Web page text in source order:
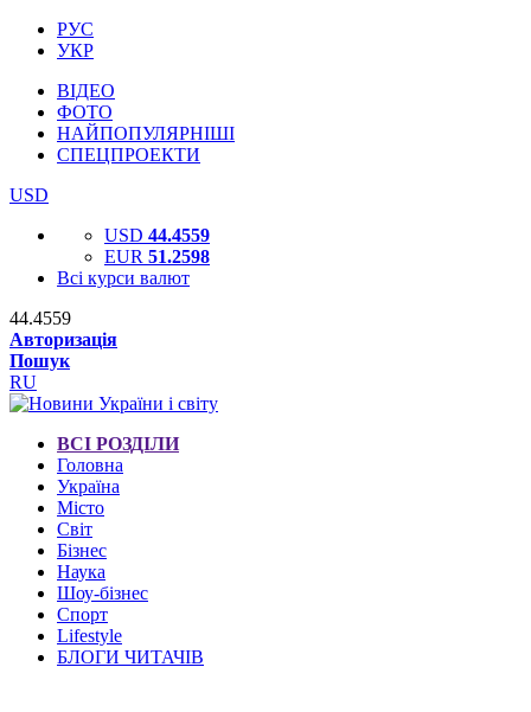
РУС
УКР
ВІДЕО
ФОТО
НАЙПОПУЛЯРНІШІ
СПЕЦПРОЕКТИ
USD
USD 44.4559
EUR 51.2598
Всі курси валют
44.4559
Авторизація
Пошук
RU
ВСІ РОЗДІЛИ
Головна
Україна
Місто
Світ
Бізнес
Наука
Шоу-бізнес
Спорт
Lifestyle
БЛОГИ ЧИТАЧІВ